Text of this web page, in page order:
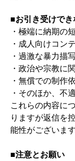
■お引き受けで
・極端に納期の
・成人向けコン
・過激な暴力描
・政治や宗教に
・無償での制作
・そのほか、不
これらの内容に
りますが返信を
能性がございます
■注意とお願い